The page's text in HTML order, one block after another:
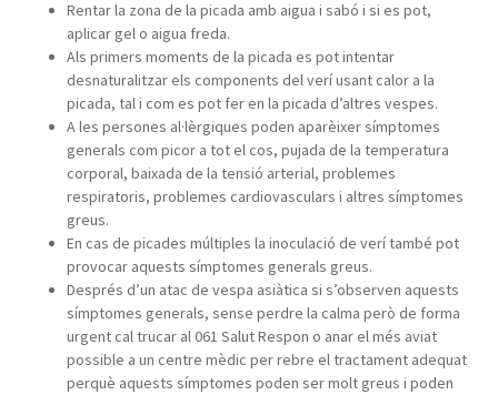
Rentar la zona de la picada amb aigua i sabó i si es pot,
aplicar gel o aigua freda.
Als primers moments de la picada es pot intentar
desnaturalitzar els components del verí usant calor a la
picada, tal i com es pot fer en la picada d’altres vespes.
A les persones al·lèrgiques poden aparèixer símptomes
generals com picor a tot el cos, pujada de la temperatura
corporal, baixada de la tensió arterial, problemes
respiratoris, problemes cardiovasculars i altres símptomes
greus.
En cas de picades múltiples la inoculació de verí també pot
provocar aquests símptomes generals greus.
Després d’un atac de vespa asiàtica si s’observen aquests
símptomes generals, sense perdre la calma però de forma
urgent cal trucar al 061 Salut Respon o anar el més aviat
possible a un centre mèdic per rebre el tractament adequat
perquè aquests símptomes poden ser molt greus i poden